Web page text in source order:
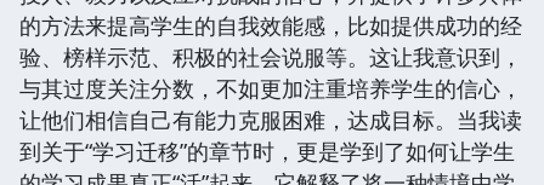
的方法来提高学生的自我效能感，比如提供成功的经
验、榜样示范、积极的社会说服等。这让我意识到，
与其过度关注分数，不如更加注重培养学生的信心，
让他们相信自己有能力克服困难，达成目标。当我读
到关于“学习迁移”的章节时，更是学到了如何让学生